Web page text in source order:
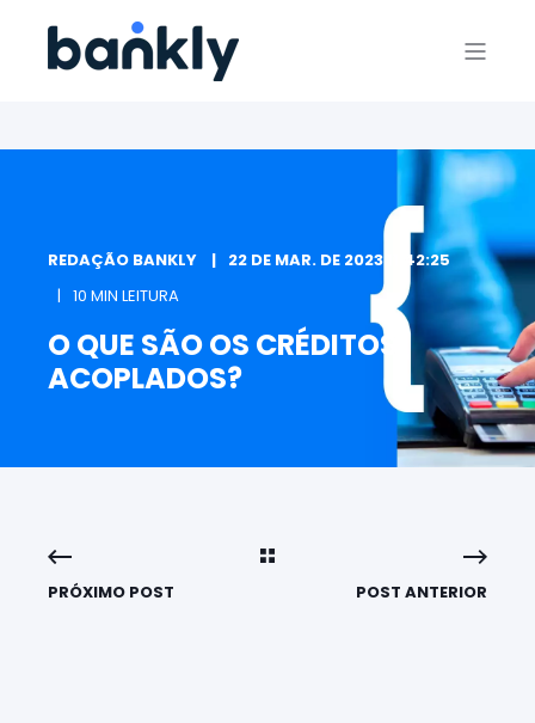
REDAÇÃO BANKLY
22 DE MAR. DE 2023 11:42:25
10 MIN LEITURA
O QUE SÃO OS CRÉDITOS
ACOPLADOS?
PRÓXIMO POST POST ANTERIOR